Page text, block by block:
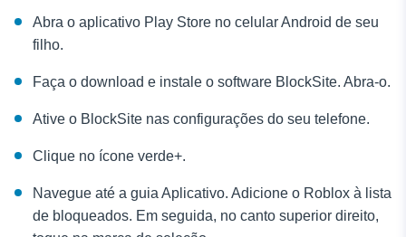
Abra o aplicativo Play Store no celular Android de seu
filho.
Faça o download e instale o software BlockSite. Abra-o.
Ative o BlockSite nas configurações do seu telefone.
Clique no ícone verde+.
Navegue até a guia Aplicativo. Adicione o Roblox à lista
de bloqueados. Em seguida, no canto superior direito,